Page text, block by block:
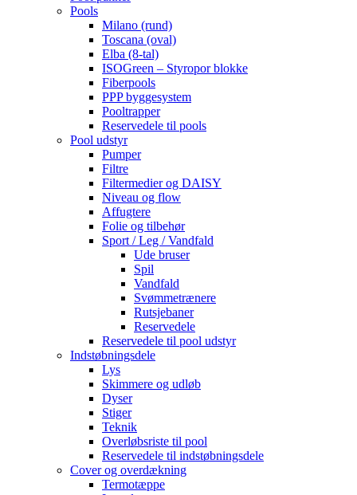
Pools
Milano (rund)
Toscana (oval)
Elba (8-tal)
ISOGreen – Styropor blokke
Fiberpools
PPP byggesystem
Pooltrapper
Reservedele til pools
Pool udstyr
Pumper
Filtre
Filtermedier og DAISY
Niveau og flow
Affugtere
Folie og tilbehør
Sport / Leg / Vandfald
Ude bruser
Spil
Vandfald
Svømmetrænere
Rutsjebaner
Reservedele
Reservedele til pool udstyr
Indstøbningsdele
Lys
Skimmere og udløb
Dyser
Stiger
Teknik
Overløbsriste til pool
Reservedele til indstøbningsdele
Cover og overdækning
Termotæppe